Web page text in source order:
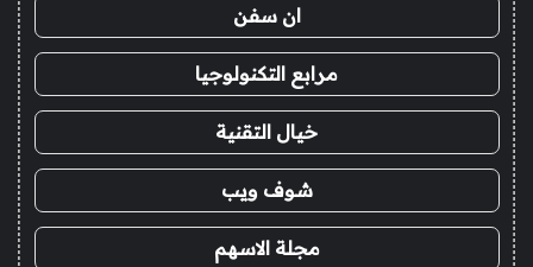
ان سفن
مرابع التكنولوجيا
خيال التقنية
شوف ويب
مجلة الاسهم